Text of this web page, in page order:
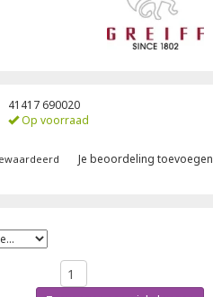
41417 690020
Op voorraad
Je beoordeling toevoegen